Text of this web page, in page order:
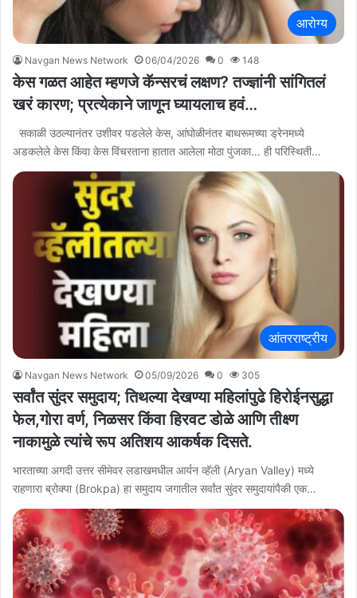
आरोग्य
Navgan News Network 06/04/2026 0 148
केस गळत आहेत म्हणजे कॅन्सरचं लक्षण? तज्ज्ञांनी सांगितलं
खरं कारण; प्रत्येकाने जाणून घ्यायलाच हवं…
सकाळी उठल्यानंतर उशीवर पडलेले केस, आंघोळीनंतर बाथरूमच्या ड्रेनमध्ये
अडकलेले केस किंवा केस विंचरताना हातात आलेला मोठा पुंजका… ही परिस्थिती…
आंतरराष्ट्रीय
Navgan News Network 05/09/2026 0 305
सर्वांत सुंदर समुदाय; तिथल्या देखण्या महिलांपुढे हिरोईनसुद्धा
फेल,गोरा वर्ण, निळसर किंवा हिरवट डोळे आणि तीक्ष्ण
नाकामुळे त्यांचे रूप अतिशय आकर्षक दिसते.
भारताच्या अगदी उत्तर सीमेवर लडाखमधील आर्यन व्हॅली (Aryan Valley) मध्ये
राहणारा ब्रोक्पा (Brokpa) हा समुदाय जगातील सर्वांत सुंदर समुदायांपैकी एक…